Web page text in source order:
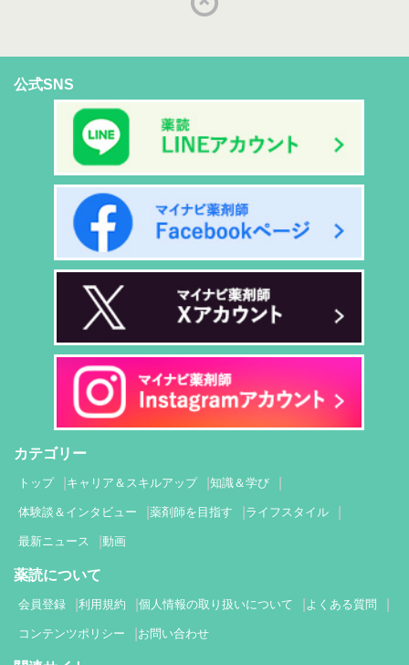
公式SNS
カテゴリー
トップ キャリア＆スキルアップ 知識＆学び
体験談＆インタビュー 薬剤師を目指す ライフスタイル
最新ニュース 動画
薬読について
会員登録 利用規約 個人情報の取り扱いについて よくある質問
コンテンツポリシー お問い合わせ